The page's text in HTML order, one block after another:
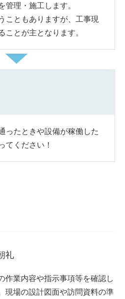
理・施工します。
こともありますが、工事現
とが主となります。
ったときや設備が稼働した
てください！
礼
作業内容や指示事項等を確認し
現場の設計図面や訪問資料の準